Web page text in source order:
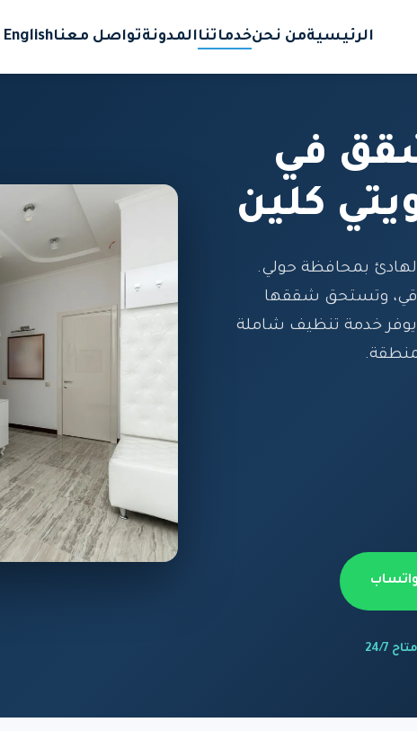
الرئيسيةمن نحنخدماتناالمدونةتواصل معناEnglish
في
كلين
بمحافظة حولي.
وتستحق شققها
خدمة تنظيف شاملة
متاح 24/7